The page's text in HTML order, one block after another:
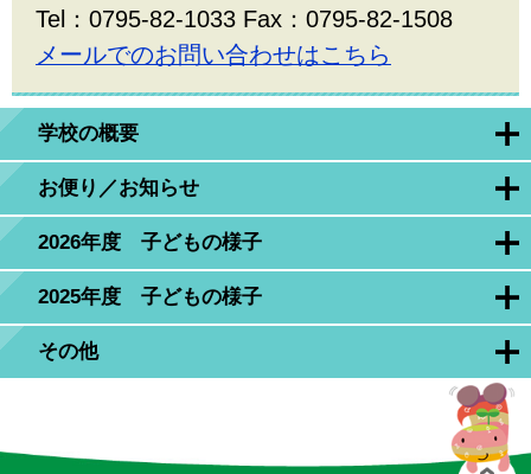
学校の概要
お便り／お知らせ
2026年度 子どもの様子
2025年度 子どもの様子
その他
Tel：0795-82-1033 Fax：0795-82-1508
メールでのお問い合わせはこちら